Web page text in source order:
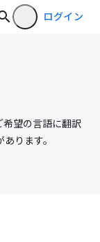
ログイン
望の言語に翻訳
ります。